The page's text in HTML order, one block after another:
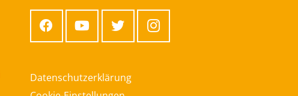
Datenschutzerklärung